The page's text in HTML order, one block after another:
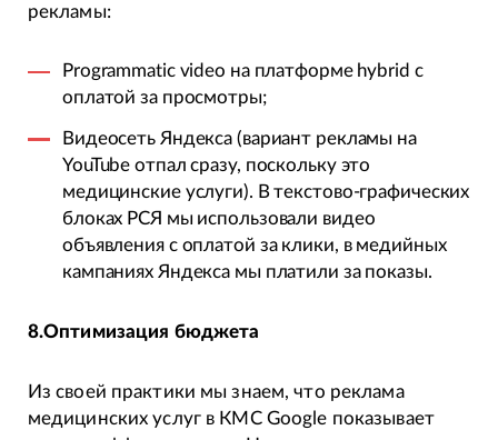
рекламы:
Programmatic video на платформе hybrid с
оплатой за просмотры;
Видеосеть Яндекса (вариант рекламы на
YouTube отпал сразу, поскольку это
медицинские услуги). В текстово-графических
блоках РСЯ мы использовали видео
объявления с оплатой за клики, в медийных
кампаниях Яндекса мы платили за показы.
8.Оптимизация бюджета
Из своей практики мы знаем, что реклама
медицинских услуг в КМС Google показывает